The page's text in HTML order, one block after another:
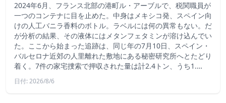
2024年6月、フランス北部の港町ル・アーブルで、税関職員が
一つのコンテナに目を止めた。中身はメキシコ発、スペイン向
けの人工バニラ香料のボトル。ラベルには何の異常もない。だ
が分析の結果、その液体にはメタンフェタミンが溶け込んでい
た。ここから始まった追跡は、同じ年の7月10日、スペイン・
バルセロナ近郊の人里離れた敷地にある秘密研究所へとたどり
着く。7件の家宅捜索で押収された量は計2.4トン、うち1.…
日付: 2026/8/6